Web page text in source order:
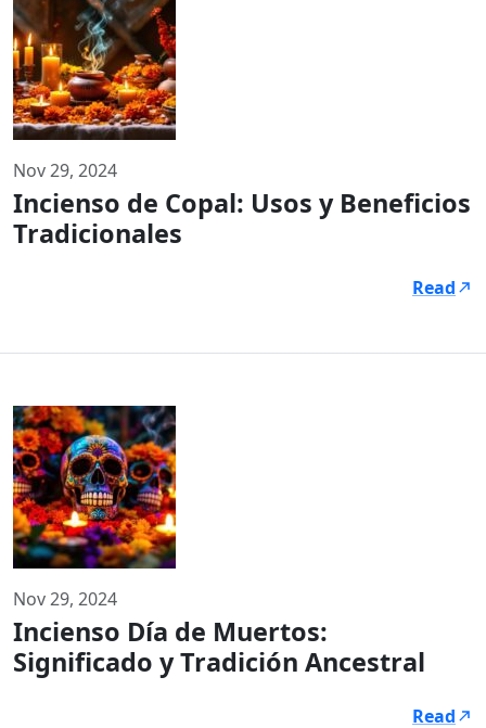
Nov 29, 2024
Incienso de Copal: Usos y Beneficios
Tradicionales
Read
Nov 29, 2024
Incienso Día de Muertos:
Significado y Tradición Ancestral
Read